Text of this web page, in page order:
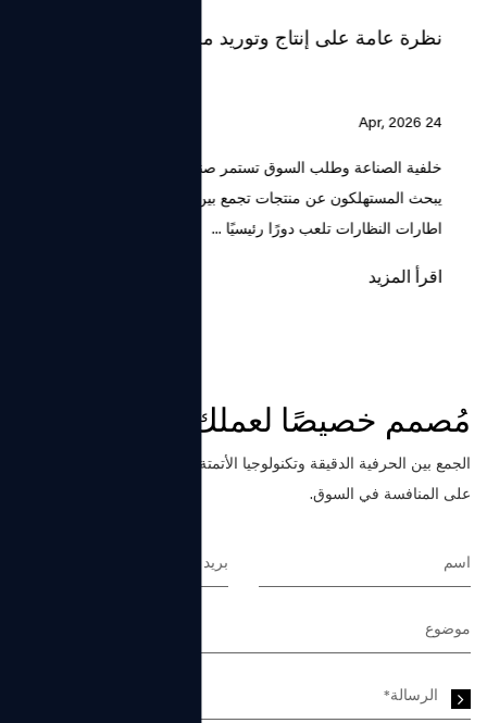
نظرة عامة على إنتاج وتوريد مصنع إطارات النظارات
خلفية الصناعة وطلب السوق تستمر صناعة النظارات في النمو حيث
يبحث المستهلكون عن منتجات تجمع بين تصحيح الرؤية والأناقة. ان مصنع
اطارات النظارات تلعب دورًا رئيسيًا ...
اقرأ المزيد
مُصمم خصيصًا لعملك
الجمع بين الحرفية الدقيقة وتكنولوجيا الأتمتة، نحن نصنع نظارات قادرة
على المنافسة في السوق.